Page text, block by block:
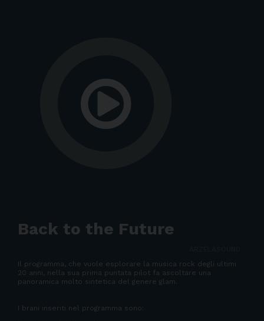
Back to the Future
Il programma, che vuole esplorare la musica rock degli ultimi
20 anni, nella sua prima puntata pilot fa ascoltare una
panoramica molto sintetica del genere glam.
I brani inseriti nel programma sono: